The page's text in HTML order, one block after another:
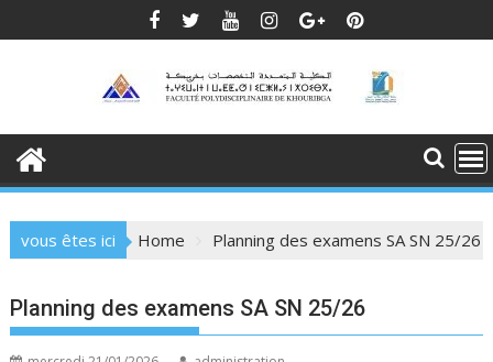
to
vous êtes ici Home Planning des examens SA SN 25/26
Planning des examens SA SN 25/26